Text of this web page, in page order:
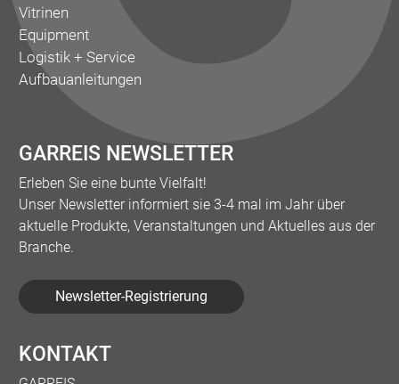
Vitrinen
Equipment
Logistik + Service
Aufbauanleitungen
GARREIS NEWSLETTER
Erleben Sie eine bunte Vielfalt!
Unser Newsletter informiert sie 3-4 mal im Jahr über
aktuelle Produkte, Veranstaltungen und Aktuelles aus der
Branche.
Newsletter-Registrierung
KONTAKT